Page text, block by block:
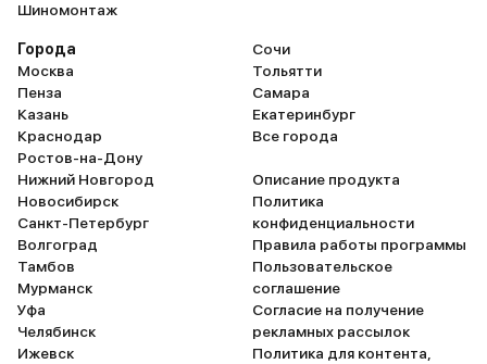
Шиномонтаж
Города
Москва
Пенза
Казань
Краснодар
Ростов-на-Дону
Нижний Новгород
Новосибирск
Санкт-Петербург
Волгоград
Тамбов
Мурманск
Уфа
Челябинск
Ижевск
Сочи
Тольятти
Самара
Екатеринбург
Все города
Описание продукта
Политика
конфиденциальности
Правила работы программы
Пользовательское
соглашение
Согласие на получение
рекламных рассылок
Политика для контента,